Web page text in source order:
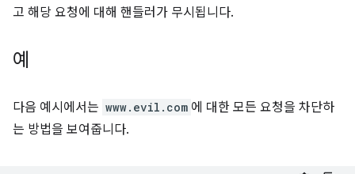
고 해당 요청에 대해 핸들러가 무시됩니다.
예
다음 예시에서는 www.evil.com 에 대한 모든 요청을 차단하
는 방법을 보여줍니다.